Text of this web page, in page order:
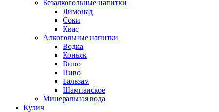
Безалкогольные напитки
Лимонад
Соки
Квас
Алкогольные напитки
Водка
Коньяк
Вино
Пиво
Бальзам
Шампанское
Минеральная вода
Кулич